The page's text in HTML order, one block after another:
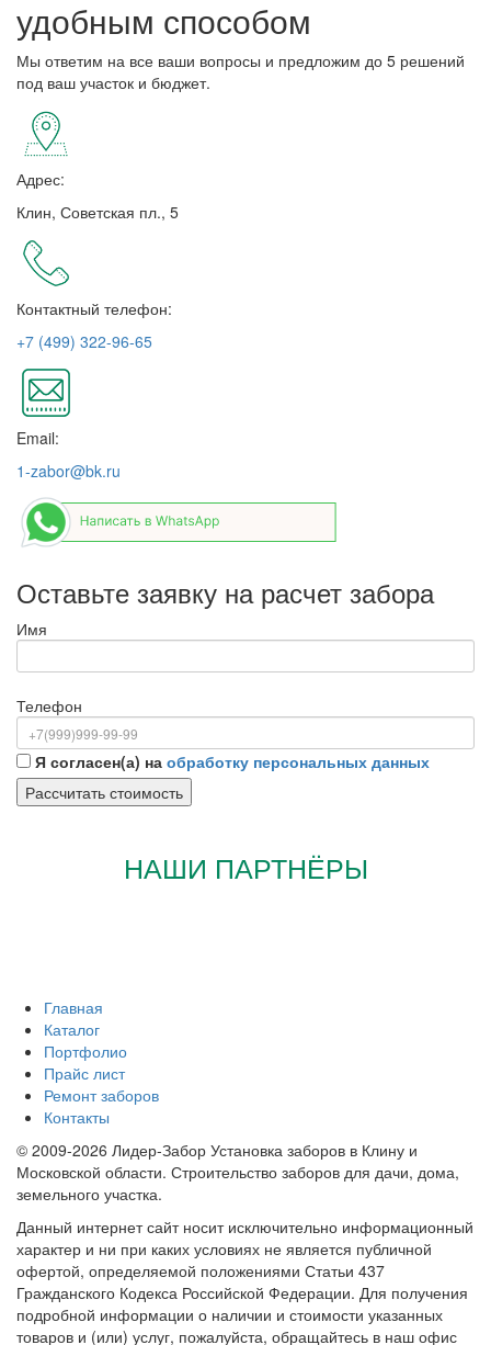
удобным способом
Мы ответим на все ваши вопросы и предложим до 5 решений
под ваш участок и бюджет.
Адрес:
Клин, Советская пл., 5
Контактный телефон:
+7 (499) 322-96-65
Email:
1-zabor@bk.ru
Оставьте заявку на расчет забора
Имя
Телефон
Я согласен(а) на обработку персональных данных
НАШИ ПАРТНЁРЫ
Главная
Каталог
Портфолио
Прайс лист
Ремонт заборов
Контакты
© 2009-2026 Лидер-Забор Установка заборов в Клину и
Московской области. Строительство заборов для дачи, дома,
земельного участка.
Данный интернет сайт носит исключительно информационный
характер и ни при каких условиях не является публичной
офертой, определяемой положениями Статьи 437
Гражданского Кодекса Российской Федерации. Для получения
подробной информации о наличии и стоимости указанных
товаров и (или) услуг, пожалуйста, обращайтесь в наш офис